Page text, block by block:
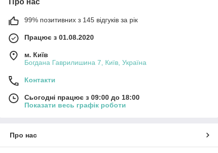
Про нас
99% позитивних з 145 відгуків за рік
Працює з 01.08.2020
м. Київ
Богдана Гаврилишина 7, Київ, Україна
Контакти
Сьогодні працює з 09:00 до 18:00
Показати весь графік роботи
Про нас